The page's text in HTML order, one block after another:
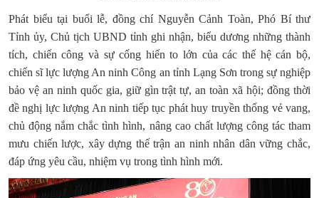
Phát biểu tại buổi lễ, đồng chí Nguyễn Cảnh Toàn, Phó Bí thư
Tỉnh ủy, Chủ tịch UBND tỉnh ghi nhận, biểu dương những thành
tích, chiến công và sự cống hiến to lớn của các thế hệ cán bộ,
chiến sĩ lực lượng An ninh Công an tỉnh Lạng Sơn trong sự nghiệp
bảo vệ an ninh quốc gia, giữ gìn trật tự, an toàn xã hội; đồng thời
đề nghị lực lượng An ninh tiếp tục phát huy truyền thống vẻ vang,
chủ động nắm chắc tình hình, nâng cao chất lượng công tác tham
mưu chiến lược, xây dựng thế trận an ninh nhân dân vững chắc,
đáp ứng yêu cầu, nhiệm vụ trong tình hình mới.